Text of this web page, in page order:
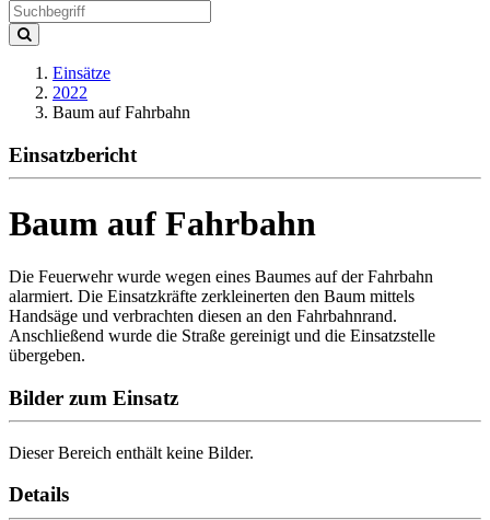
Einsätze
2022
Baum auf Fahrbahn
Einsatzbericht
Baum auf Fahrbahn
Die Feuerwehr wurde wegen eines Baumes auf der Fahrbahn
alarmiert. Die Einsatzkräfte zerkleinerten den Baum mittels
Handsäge und verbrachten diesen an den Fahrbahnrand.
Anschließend wurde die Straße gereinigt und die Einsatzstelle
übergeben.
Bilder zum Einsatz
Dieser Bereich enthält keine Bilder.
Details